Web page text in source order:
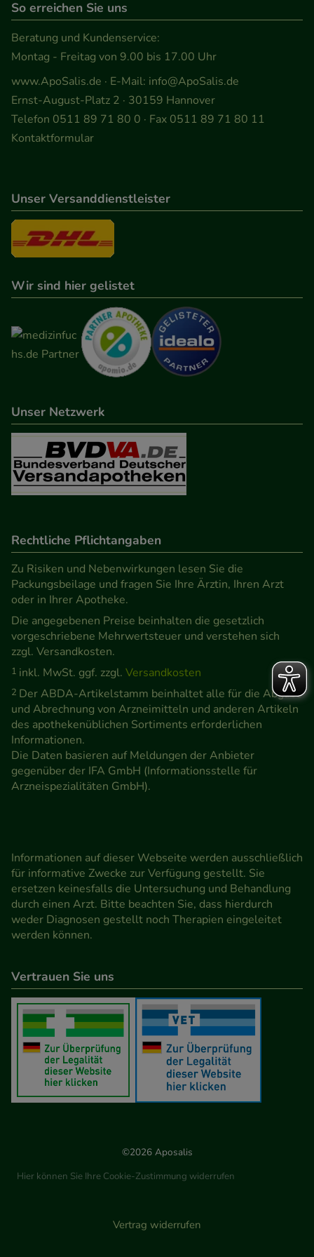
So erreichen Sie uns
Beratung und Kundenservice:
Montag - Freitag von 9.00 bis 17.00 Uhr
www.ApoSalis.de · E-Mail: info@ApoSalis.de
Ernst-August-Platz 2 · 30159 Hannover
Telefon 0511 89 71 80 0 · Fax 0511 89 71 80 11
Kontaktformular
Unser Versanddienstleister
Wir sind hier gelistet
Unser Netzwerk
Rechtliche Pflichtangaben
Zu Risiken und Nebenwirkungen lesen Sie die
Packungsbeilage und fragen Sie Ihre Ärztin, Ihren Arzt
oder in Ihrer Apotheke.
Die angegebenen Preise beinhalten die gesetzlich
vorgeschriebene Mehrwertsteuer und verstehen sich
zzgl. Versandkosten.
1 inkl. MwSt. ggf. zzgl. Versandkosten
2 Der ABDA-Artikelstamm beinhaltet alle für die Abgabe
und Abrechnung von Arzneimitteln und anderen Artikeln
des apothekenüblichen Sortiments erforderlichen
Informationen.
Die Daten basieren auf Meldungen der Anbieter
gegenüber der IFA GmbH (Informationsstelle für
Arzneispezialitäten GmbH).
Informationen auf dieser Webseite werden ausschließlich
für informative Zwecke zur Verfügung gestellt. Sie
ersetzen keinesfalls die Untersuchung und Behandlung
durch einen Arzt. Bitte beachten Sie, dass hierdurch
weder Diagnosen gestellt noch Therapien eingeleitet
werden können.
Vertrauen Sie uns
©2026 Aposalis
Hier können Sie Ihre Cookie-Zustimmung widerrufen
Vertrag widerrufen